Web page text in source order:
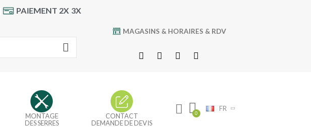
PAIEMENT 2X 3X
MAGASINS & HORAIRES & RDV
MONTAGE
DES SERRES
CONTACT
DEMANDE DE DEVIS
FR